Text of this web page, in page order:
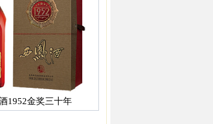
1952金奖三十年